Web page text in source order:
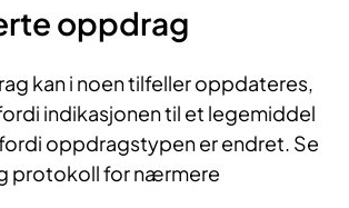
oppdrag
kan i noen tilfeller oppdateres,
indikasjonen til et legemiddel
oppdragstypen er endret. Se
protokoll for nærmere